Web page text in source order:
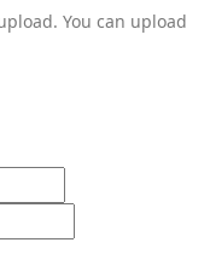
You can upload